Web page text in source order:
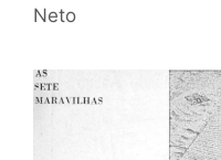
Neto